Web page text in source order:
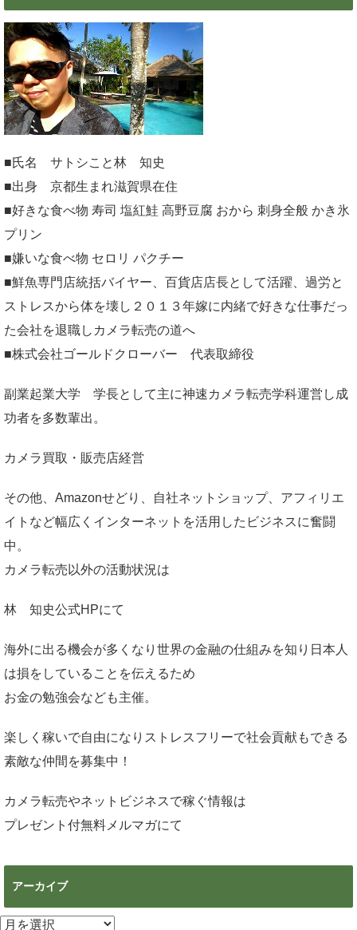
■氏名 サトシこと林 知史
■出身 京都生まれ滋賀県在住
■好きな食べ物 寿司 塩紅鮭 高野豆腐 おから 刺身全般 かき氷
プリン
■嫌いな食べ物 セロリ パクチー
■鮮魚専門店統括バイヤー、百貨店店長として活躍、過労と
ストレスから体を壊し２０１３年嫁に内緒で好きな仕事だっ
た会社を退職しカメラ転売の道へ
■株式会社ゴールドクローバー 代表取締役
副業起業大学 学長として主に神速カメラ転売学科運営し成
功者を多数輩出。
カメラ買取・販売店経営
その他、Amazonせどり、自社ネットショップ、アフィリエ
イトなど幅広くインターネットを活用したビジネスに奮闘
中。
カメラ転売以外の活動状況は
林 知史公式HPにて
海外に出る機会が多くなり世界の金融の仕組みを知り日本人
は損をしていることを伝えるため
お金の勉強会なども主催。
楽しく稼いで自由になりストレスフリーで社会貢献もできる
素敵な仲間を募集中！
カメラ転売やネットビジネスで稼ぐ情報は
プレゼント付無料メルマガにて
アーカイブ
ア